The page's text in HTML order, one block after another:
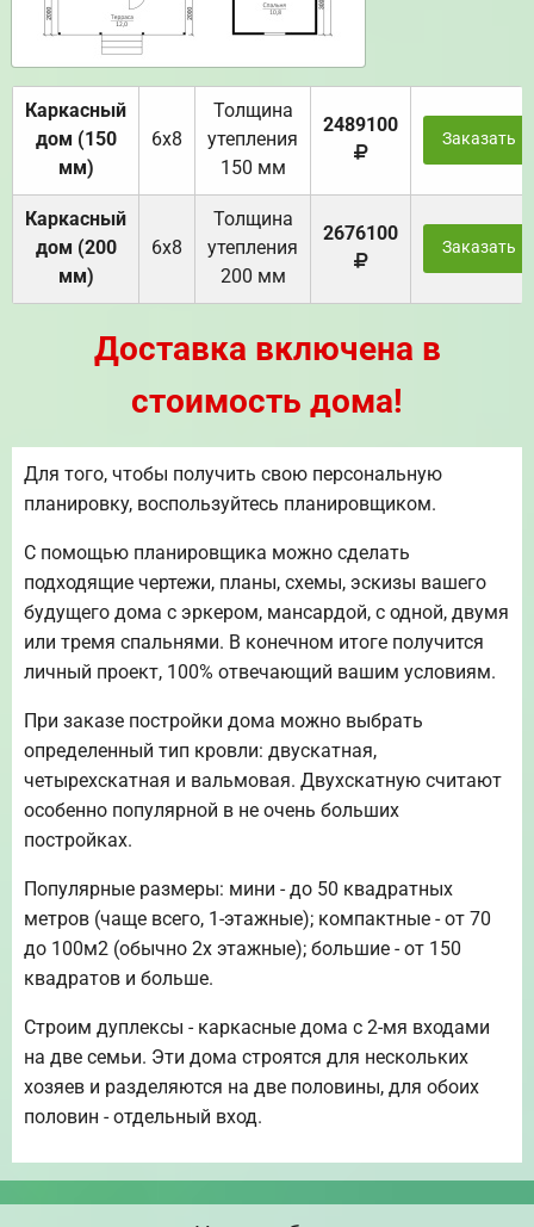
Каркасный
дом (150
мм)
6х8
Толщина
утепления
150 мм
2489100
Заказать
Каркасный
дом (200
мм)
6х8
Толщина
утепления
200 мм
2676100
Заказать
Доставка включена в
стоимость дома!
Для того, чтобы получить свою персональную
планировку, воспользуйтесь планировщиком.
С помощью планировщика можно сделать
подходящие чертежи, планы, схемы, эскизы вашего
будущего дома с эркером, мансардой, с одной, двумя
или тремя спальнями. В конечном итоге получится
личный проект, 100% отвечающий вашим условиям.
При заказе постройки дома можно выбрать
определенный тип кровли: двускатная,
четырехскатная и вальмовая. Двухскатную считают
особенно популярной в не очень больших
постройках.
Популярные размеры: мини - до 50 квадратных
метров (чаще всего, 1-этажные); компактные - от 70
до 100м2 (обычно 2х этажные); большие - от 150
квадратов и больше.
Строим дуплексы - каркасные дома с 2-мя входами
на две семьи. Эти дома строятся для нескольких
хозяев и разделяются на две половины, для обоих
половин - отдельный вход.